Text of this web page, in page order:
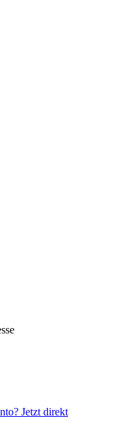
Jetzt direkt